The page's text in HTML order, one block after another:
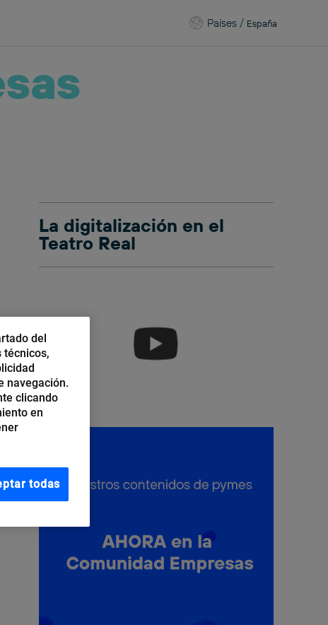
Países / España
La digitalización en el
Teatro Real
del
técnicos,
navegación.
clicando
en
todas